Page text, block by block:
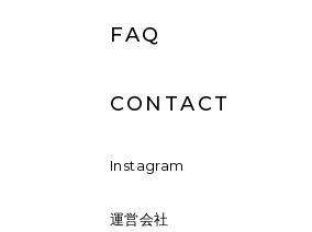
FAQ
CONTACT
Instagram
運営会社